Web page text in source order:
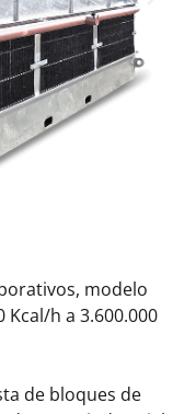
modelo
Kcal/h a 3.600.000
de bloques de